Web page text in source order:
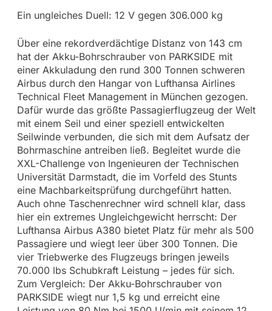
Ein ungleiches Duell: 12 V gegen 306.000 kg
Über eine rekordverdächtige Distanz von 143 cm
hat der Akku-Bohrschrauber von PARKSIDE mit
einer Akkuladung den rund 300 Tonnen schweren
Airbus durch den Hangar von Lufthansa Airlines
Technical Fleet Management in München gezogen.
Dafür wurde das größte Passagierflugzeug der Welt
mit einem Seil und einer speziell entwickelten
Seilwinde verbunden, die sich mit dem Aufsatz der
Bohrmaschine antreiben ließ. Begleitet wurde die
XXL-Challenge von Ingenieuren der Technischen
Universität Darmstadt, die im Vorfeld des Stunts
eine Machbarkeitsprüfung durchgeführt hatten.
Auch ohne Taschenrechner wird schnell klar, dass
hier ein extremes Ungleichgewicht herrscht: Der
Lufthansa Airbus A380 bietet Platz für mehr als 500
Passagiere und wiegt leer über 300 Tonnen. Die
vier Triebwerke des Flugzeugs bringen jeweils
70.000 lbs Schubkraft Leistung – jedes für sich.
Zum Vergleich: Der Akku-Bohrschrauber von
PARKSIDE wiegt nur 1,5 kg und erreicht eine